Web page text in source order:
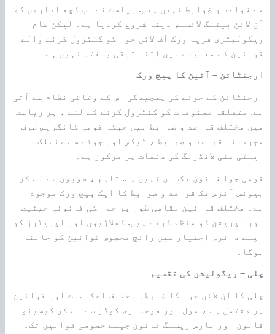
سے قواعد و ضوابط نہیں ہیں. ریاست نے اب کچھ اداروں کو
آن لائن بیٹنگ لائسنس دینا شروع کردیا ہے۔ لیکن عام
ریگولیٹری فریم ورک آف لائن جوا کو کنٹرول کرنے والے
قوانین کے مقابلے میں اتنا ترقی یافتہ نہیں ہے۔
ارجنٹائن – آئین کا پیچ ورک
ارجنٹائن کے جوئے کی پیچیدگی اس کے وفاقی نظام سے آتی
ہے. متعلقہ مصنوعات کو کنٹرول کرنے کے لئے ، ہر ریاست
میں مختلف قواعد و ضوابط ہیں جبکہ قومی کانگریس صرف
مجرمانہ قواعد و ضوابط ، ٹیکس اور جوئے سے منسلک
اینٹی منی لانڈرنگ کی دفعات پر مرکوز ہے۔
قومی جوا قانون یکساں نہیں ہے. تاہم ، صوبوں سے لے کر
بیونس آئرس تک قواعد و ضوابط کا ایک پیچ ورک موجود
ہے۔ مختلف قوانین مقامی طور پر جوا کی قانونی حیثیت
اور آپریشن کو منظم کرتے ہیں. کھلاڑیوں اور آپریٹرز کو
اپنے دائرہ اختیار میں رائج مخصوص قوانین کو جاننا
ہوگا۔
چلی – ریگولیشن کی تقسیم
چلی کا آن لائن جوا کا ضابطہ مختلف احکامات اور قوانین
پر مشتمل ہے ، سول اور فوجداری کوڈز سے لے کر کیسینو
قانون اور ہارس ریسنگ قانون جیسے خصوصی قوانین تک۔